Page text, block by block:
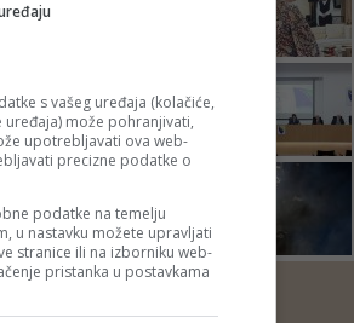
odnosno
je tražio isplatu od
NESREĆE
auta skuplj...
magistralnom putu,
smrt m...
s vašeg uređaja (kolačiće,
može pohranjivati,
upotrebljavati ova web-
precizne podatke o
podatke na temelju
u nastavku možete upravljati
stranice ili na izborniku web-
pristanka u postavkama